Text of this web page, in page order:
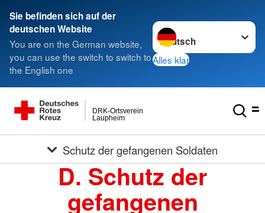
Sie befinden sich auf der
deutschen Website
You are on the German website,
you can use the switch to switch to
the English one
Sprache wechseln zu
Alles klar
Laupheim
DRK-Ortsverein
Schutz der gefangenen Soldaten
D. Schutz der
gefangenen